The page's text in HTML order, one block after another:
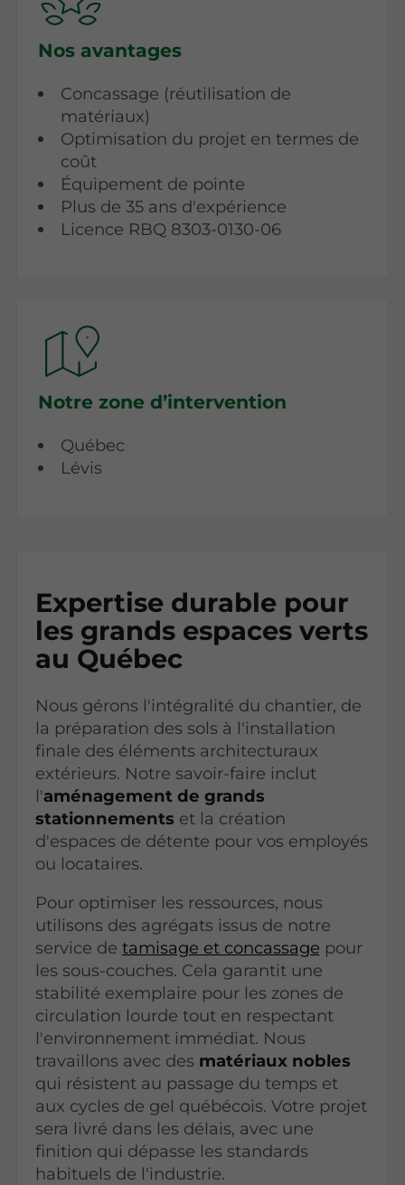
Nos avantages
Concassage (réutilisation de
matériaux)
Optimisation du projet en termes de
coût
Équipement de pointe
Plus de 35 ans d'expérience
Licence RBQ 8303-0130-06
Notre zone d’intervention
Québec
Lévis
Expertise durable pour
les grands espaces verts
au Québec
Nous gérons l'intégralité du chantier, de
la préparation des sols à l'installation
finale des éléments architecturaux
extérieurs. Notre savoir-faire inclut
l'aménagement de grands
stationnements et la création
d'espaces de détente pour vos employés
ou locataires.
Pour optimiser les ressources, nous
utilisons des agrégats issus de notre
service de tamisage et concassage pour
les sous-couches. Cela garantit une
stabilité exemplaire pour les zones de
circulation lourde tout en respectant
l'environnement immédiat. Nous
travaillons avec des matériaux nobles
qui résistent au passage du temps et
aux cycles de gel québécois. Votre projet
sera livré dans les délais, avec une
finition qui dépasse les standards
habituels de l'industrie.